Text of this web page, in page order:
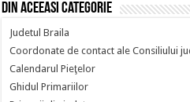
Din aceeasi categorie
Judetul Braila
Coordonate de contact ale Consiliului
Calendarul Pieţelor
Ghidul Primariilor